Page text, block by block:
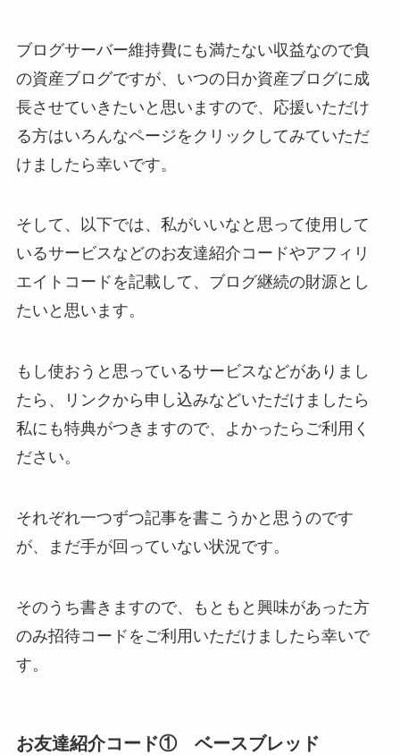
ブログサーバー維持費にも満たない収益なので負
の資産ブログですが、いつの日か資産ブログに成
長させていきたいと思いますので、応援いただけ
る方はいろんなページをクリックしてみていただ
けましたら幸いです。
そして、以下では、私がいいなと思って使用して
いるサービスなどのお友達紹介コードやアフィリ
エイトコードを記載して、ブログ継続の財源とし
たいと思います。
もし使おうと思っているサービスなどがありまし
たら、リンクから申し込みなどいただけましたら
私にも特典がつきますので、よかったらご利用く
ださい。
それぞれ一つずつ記事を書こうかと思うのです
が、まだ手が回っていない状況です。
そのうち書きますので、もともと興味があった方
のみ招待コードをご利用いただけましたら幸いで
す。
お友達紹介コード① ベースブレッド